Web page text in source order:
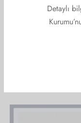
Detaylı